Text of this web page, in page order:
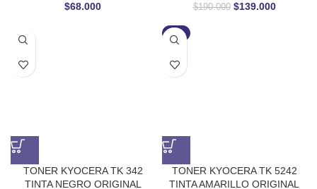
$68.000 $190.000 $139.000
TONER KYOCERA TK 342
TINTA NEGRO ORIGINAL
TONER KYOCERA TK 5242
TINTA AMARILLO ORIGINAL